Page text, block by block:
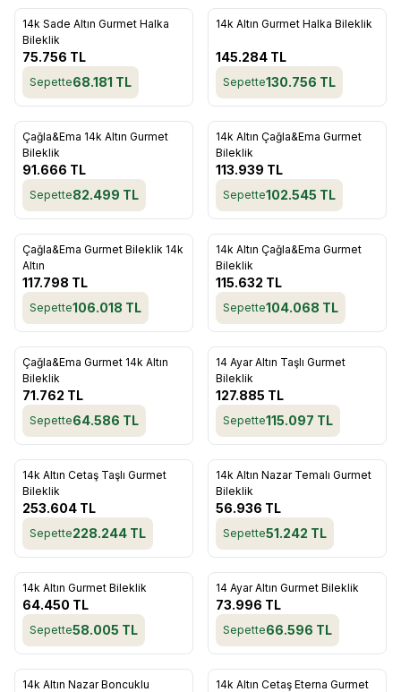
Favorilere Ekle
14k Sade Altın Gurmet Halka
Bileklik
75.756 TL
Sepette68.181 TL
Tükendi
14k Altın Gurmet Halka Bileklik
145.284 TL
Sepette130.756 TL
Favorilere Ekle
Çağla&Ema 14k Altın Gurmet
Bileklik
91.666 TL
Sepette82.499 TL
Favorilere Ekle
Tükendi
14k Altın Çağla&Ema Gurmet
Bileklik
113.939 TL
Sepette102.545 TL
Favorilere Ekle
Çağla&Ema Gurmet Bileklik 14k
Altın
117.798 TL
Sepette106.018 TL
Favorilere Ekle
Tükendi
14k Altın Çağla&Ema Gurmet
Bileklik
115.632 TL
Sepette104.068 TL
Favorilere Ekle
Çağla&Ema Gurmet 14k Altın
Bileklik
71.762 TL
Sepette64.586 TL
Favorilere Ekle
Tükendi
14 Ayar Altın Taşlı Gurmet
Bileklik
127.885 TL
Sepette115.097 TL
Favorilere Ekle
14k Altın Cetaş Taşlı Gurmet
Bileklik
253.604 TL
Sepette228.244 TL
Favorilere Ekle
Tükendi
14k Altın Nazar Temalı Gurmet
Bileklik
56.936 TL
Sepette51.242 TL
Favorilere Ekle
14k Altın Gurmet Bileklik
64.450 TL
Sepette58.005 TL
Favorilere Ekle
Tükendi
14 Ayar Altın Gurmet Bileklik
73.996 TL
Sepette66.596 TL
14k Altın Nazar Boncuklu
Tükendi
14k Altın Cetaş Eterna Gurmet